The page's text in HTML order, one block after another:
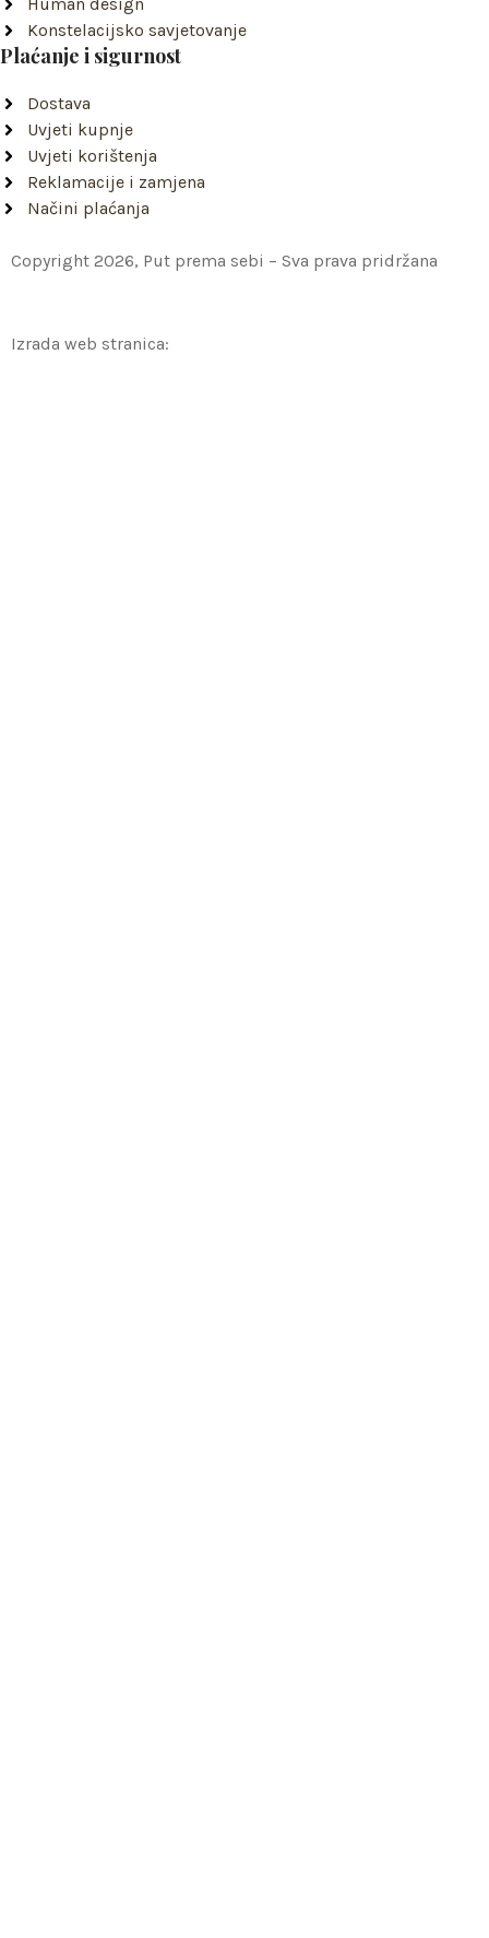
Konstelacijsko savjetovanje
Plaćanje i sigurnost
Dostava
Uvjeti kupnje
Uvjeti korištenja
Reklamacije i zamjena
Načini plaćanja
Copyright 2026, Put prema sebi – Sva prava pridržana
Izrada web stranica: